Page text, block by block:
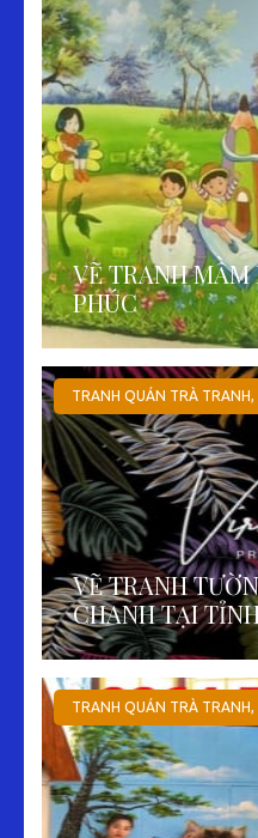
VẼ TRANH
PHÚC
TRANH QUÁN TRÀ TRANH,
VẼ TRANH
CHANH TẠI
TRANH QUÁN TRÀ TRANH,